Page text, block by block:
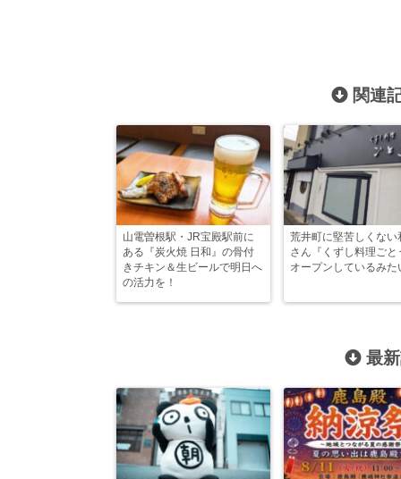
関連
山電曽根駅・JR宝殿駅前に
ある『炭火焼 日和』の骨付
きチキン＆生ビールで明日へ
の活力を！
荒井町に堅苦しくない
さん『くずし料理ごと
オープンしているみた
最